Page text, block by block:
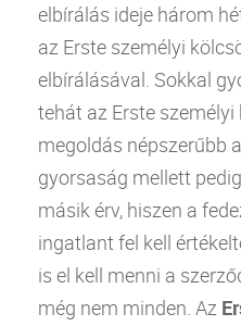
elbírálás ideje három
az Erste személyi
elbírálásával. Sokkal
tehát az Erste személyi
megoldás népszerűbb
gyorsaság mellett
másik érv, hiszen a
ingatlant fel kell
is el kell menni a
még nem minden. Az